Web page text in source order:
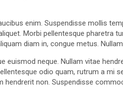
enim. Suspendisse mollis
Morbi pellentesque pharetra
diam in, congue metus.
euismod neque. Nullam vitae
odio quam, rutrum a mi
hendrerit non. Suspendisse